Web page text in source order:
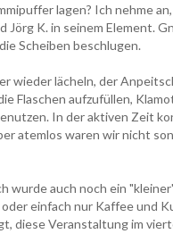
lagen? Ich nehme
Jörg K. in seinem Element.
Scheiben beschlugen.
wieder lächeln, der
Flaschen aufzufüllen,
In der aktiven Zeit
atemlos waren wir nicht
wurde auch noch ein
einfach nur Kaffee und
diese Veranstaltung im